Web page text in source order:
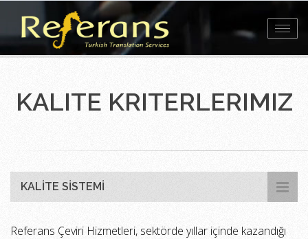
KALITE KRITERLERIMIZ
KALITE SISTEMI
Referans Çeviri Hizmetleri, sektörde yıllar içinde kazandığı